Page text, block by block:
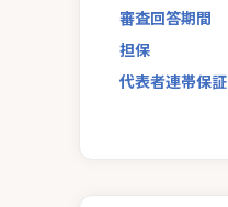
審査回答期間
担保
代表者連帯保証